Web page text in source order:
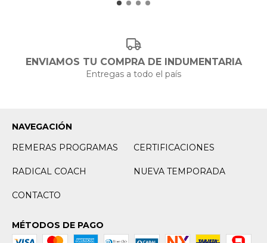
ENVIAMOS TU COMPRA DE INDUMENTARIA
Entregas a todo el país
NAVEGACIÓN
REMERAS PROGRAMAS
CERTIFICACIONES
RADICAL COACH NUEVA TEMPORADA
CONTACTO
MÉTODOS DE PAGO